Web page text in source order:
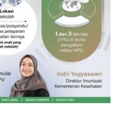
siswa laki-laki